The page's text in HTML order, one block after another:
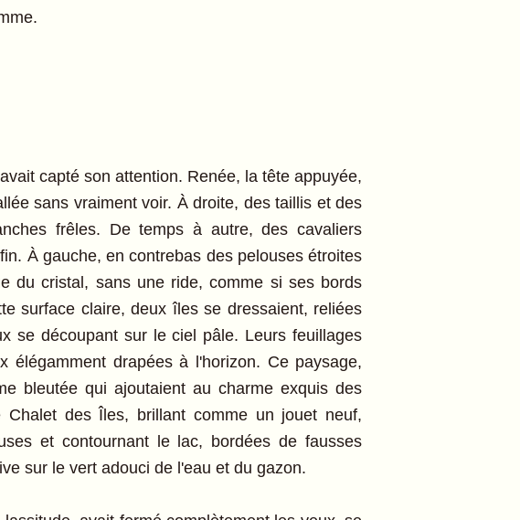
capté son attention. Renée, la tête appuyée,
sans vraiment voir. À droite, des taillis et des
frêles. De temps à autre, des cavaliers
À gauche, en contrebas des pelouses étroites
du cristal, sans une ride, comme si ses bords
surface claire, deux îles se dressaient, reliées
se découpant sur le ciel pâle. Leurs feuillages
élégamment drapées à l'horizon. Ce paysage,
bleutée qui ajoutaient au charme exquis des
des Îles, brillant comme un jouet neuf,
et contournant le lac, bordées de fausses
sur le vert adouci de l'eau et du gazon.